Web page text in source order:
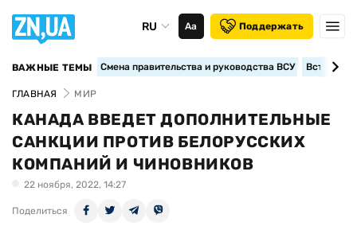
RU Аа Поддержать
ВАЖНЫЕ ТЕМЫ Смена правительства и руководства ВСУ
ГЛАВНАЯ МИР
КАНАДА ВВЕДЕТ ДОПОЛНИТЕЛЬНЫЕ
САНКЦИИ ПРОТИВ БЕЛОРУССКИХ
КОМПАНИЙ И ЧИНОВНИКОВ
22 ноября, 2022, 14:27
Поделиться